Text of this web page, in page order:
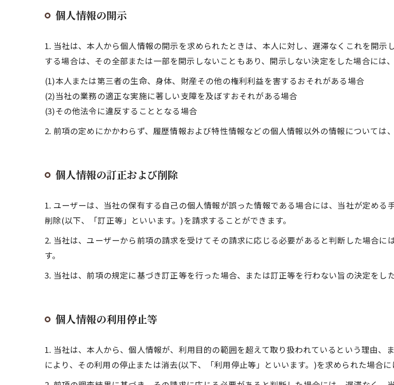
個人情報の開示
1. 当社は、本人から個人情報の開示を求められたときは、本人に対し、遅滞なくこれを開
する場合は、その全部または一部を開示しないこともあり、開示しない決定をした場合には
(1)本人または第三者の生命、身体、財産その他の権利利益を害するおそれがある場合
(2)当社の業務の適正な実施に著しい支障を及ぼすおそれがある場合
(3)その他法令に違反することとなる場合
2. 前項の定めにかかわらず、履歴情報および特性情報などの個人情報以外の情報については
個人情報の訂正および削除
1. ユーザーは、当社の保有する自己の個人情報が誤った情報である場合には、当社が定め
削除(以下、「訂正等」といいます。)を請求することができます。
2. 当社は、ユーザーから前項の請求を受けてその請求に応じる必要があると判断した場合に
す。
3. 当社は、前項の規定に基づき訂正等を行った場合、または訂正等を行わない旨の決定をし
個人情報の利用停止等
1. 当社は、本人から、個人情報が、利用目的の範囲を超えて取り扱われているという理由
により、その利用の停止または消去(以下、「利用停止等」といいます。)を求められた場合に